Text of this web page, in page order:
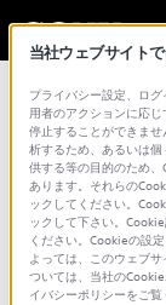
総合サポ
当社ウェブサイト
プライバシー設定、ロ
用者のアクションに応
停止することができま
析するため、あるいは
供する等の目的のため
あります。それらの
ックしてください。
ックして下さい。
ください。Cookieの設
よっては、このウェブ
ついては、当社の
イバシーポリシーをご覧